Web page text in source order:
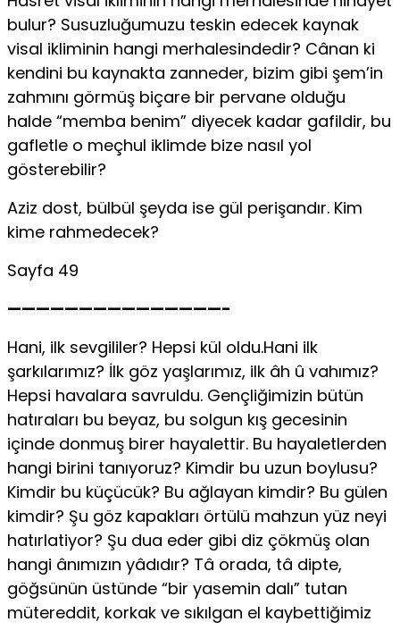
bulur? Susuzluğumuzu teskin edecek kaynak
visal ikliminin hangi merhalesindedir? Cânan ki
kendini bu kaynakta zanneder, bizim gibi şem’in
zahmını görmüş biçare bir pervane olduğu
halde “memba benim” diyecek kadar gafildir, bu
gafletle o meçhul iklimde bize nasıl yol
gösterebilir?
Aziz dost, bülbül şeyda ise gül perişandır. Kim
kime rahmedecek?
Sayfa 49
———————————————-
Hani, ilk sevgililer? Hepsi kül oldu.Hani ilk
şarkılarımız? İlk göz yaşlarımız, ilk âh û vahımız?
Hepsi havalara savruldu. Gençliğimizin bütün
hatıraları bu beyaz, bu solgun kış gecesinin
içinde donmuş birer hayalettir. Bu hayaletlerden
hangi birini tanıyoruz? Kimdir bu uzun boylusu?
Kimdir bu küçücük? Bu ağlayan kimdir? Bu gülen
kimdir? Şu göz kapakları örtülü mahzun yüz neyi
hatırlatiyor? Şu dua eder gibi diz çökmüş olan
hangi ânımızın yâdıdır? Tâ orada, tâ dipte,
göğsünün üstünde “bir yasemin dalı” tutan
mütereddit, korkak ve sıkılgan el kaybettiğimiz